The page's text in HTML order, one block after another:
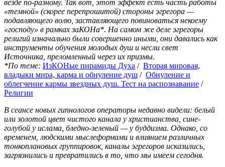
везде по-разному. Так вот, этот эффект есть часть работы
«темной» (скорее перепрошитой) стороны эгрегора —
подавляющего волю, заставляющего повиноваться некоему
«господу» в рамках заКОНа*. На самом же деле эгрегоры
религий изначально были совершенно иными, они давались как
инструменты обучения молодых душ и несли свет
Источника, преломленный через их призмы.
*По теме: ИзКОНые пирамиды Духа / Вторая мировая,
владыки мира, карма и обнуление душ / Обнуление и
облегчение кармы звездных душ. Тест на распознавание /
Религии
В сеансе новых гипнологов операторы недавно видели: белый
или золотой цвет чистого канала у христианства, сине-
голубой у ислама, бледно-зеленый — у буддизма. Однако, со
временем, людскими мыслеформами и влиянием различных
тонкоплановых группировок, каналы эгрегоров исказились,
загрязнились и превратились в то, что мы имеем сегодня.